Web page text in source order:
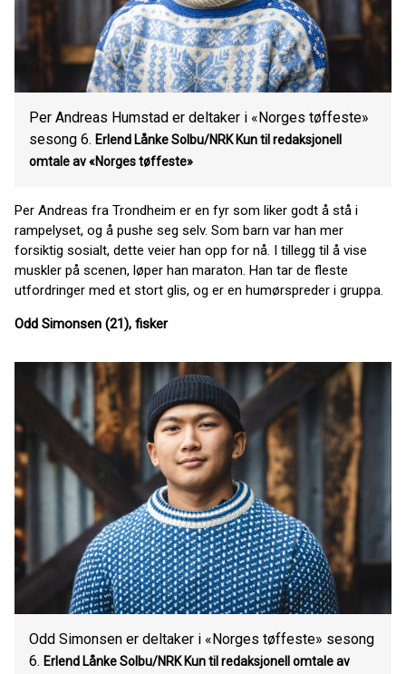
Per Andreas Humstad er deltaker i «Norges tøffeste»
sesong 6. Erlend Lånke Solbu/NRK Kun til redaksjonell
omtale av «Norges tøffeste»
Per Andreas fra Trondheim er en fyr som liker godt å stå i
rampelyset, og å pushe seg selv. Som barn var han mer
forsiktig sosialt, dette veier han opp for nå. I tillegg til å vise
muskler på scenen, løper han maraton. Han tar de fleste
utfordringer med et stort glis, og er en humørspreder i gruppa.
Odd Simonsen (21), fisker
Odd Simonsen er deltaker i «Norges tøffeste» sesong
6. Erlend Lånke Solbu/NRK Kun til redaksjonell omtale av